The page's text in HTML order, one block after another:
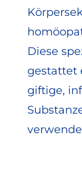
Diese
gestattet
giftige,